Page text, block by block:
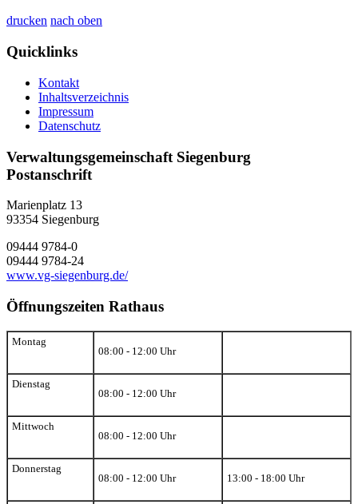
drucken nach oben
Quicklinks
Kontakt
Inhaltsverzeichnis
Impressum
Datenschutz
Verwaltungsgemeinschaft Siegenburg
Postanschrift
Marienplatz 13
93354 Siegenburg
09444 9784-0
09444 9784-24
www.vg-siegenburg.de/
Öffnungszeiten Rathaus
Montag
08:00 - 12:00 Uhr
Dienstag
08:00 - 12:00 Uhr
Mittwoch
08:00 - 12:00 Uhr
Donnerstag
08:00 - 12:00 Uhr
13:00 - 18:00 Uhr